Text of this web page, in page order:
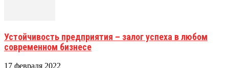
Устойчивость предприятия – залог успеха в любом
современном бизнесе
17 февраля 2022